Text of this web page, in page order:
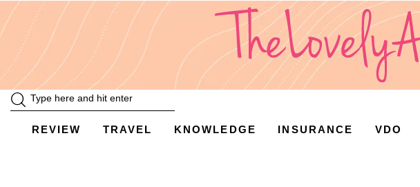
REVIEW TRAVEL KNOWLEDGE INSURANCE VDO
Review
Travel
Knowledge